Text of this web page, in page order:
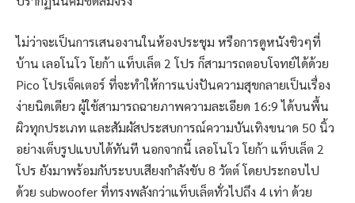
ไม่ว่าจะเป็นการเสนองานในห้องประชุม หรือการดูหนังชิวๆที่
บ้าน เลอโนโว โยก้า แท็บเล็ต 2 โปร ก็สามารถตอบโจทย์ได้ด้วย
Pico โปรเจ็คเตอร์ ที่จะทำให้การแบ่งปันความสุขกลายเป็นเรื่อง
ง่ายนิดเดียว ผู้ใช้สามารถฉายภาพความละเอียด 16:9 ได้บนพื้น
ผิวทุกประเภท และสัมผัสประสบการณ์ความบันเทิงขนาด 50 นิ้ว
อย่างเต็บรูปแบบได้ทันที นอกจากนี้ เลอโนโว โยก้า แท็บเล็ต 2
โปร ยังมาพร้อมกับระบบเสียงกำลังขับ 8 วัตต์ โดยประกอบไป
ด้วย subwoofer ที่ทรงพลังกว่าแท็บเล็ตทั่วไปถึง 4 เท่า ด้วย